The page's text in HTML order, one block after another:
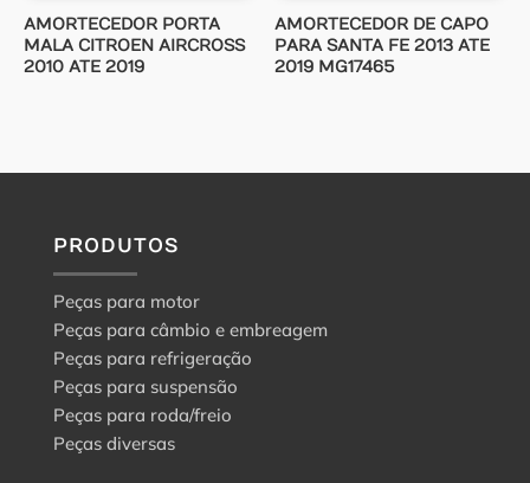
AMORTECEDOR PORTA
MALA CITROEN AIRCROSS
2010 ATE 2019
AMORTECEDOR DE CAPO
PARA SANTA FE 2013 ATE
2019 MG17465
PRODUTOS
Peças para motor
Peças para câmbio e embreagem
Peças para refrigeração
Peças para suspensão
Peças para roda/freio
Peças diversas